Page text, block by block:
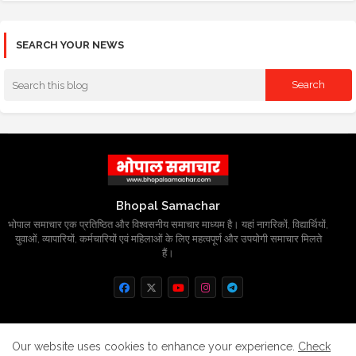
SEARCH YOUR NEWS
Bhopal Samachar
भोपाल समाचार एक प्रतिष्ठित और विश्वसनीय समाचार माध्यम है। यहां नागरिकों, विद्यार्थियों,
युवाओं, व्यापारियों, कर्मचारियों एवं महिलाओं के लिए महत्वपूर्ण और उपयोगी समाचार मिलते
हैं।
Home About Contact us Privacy Policy
Our website uses cookies to enhance your experience. Check